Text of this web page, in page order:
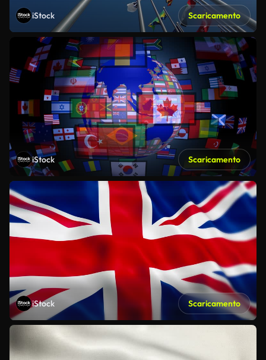
iStock Scaricamento
iStock Scaricamento
iStock Scaricamento